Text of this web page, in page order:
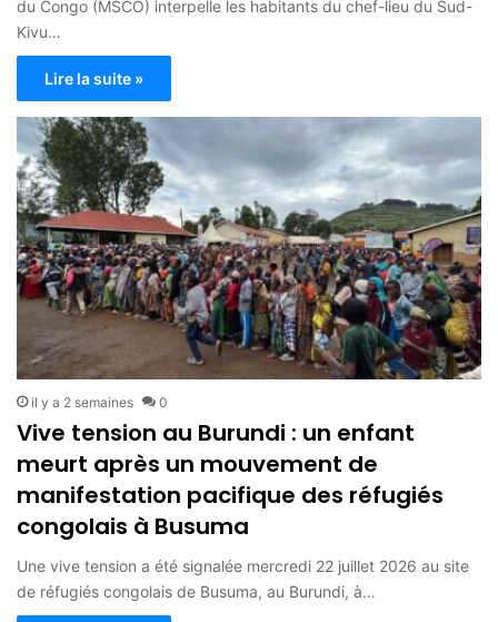
du Congo (MSCO) interpelle les habitants du chef-lieu du Sud-
Kivu…
Lire la suite »
il y a 2 semaines 0
Vive tension au Burundi : un enfant
meurt après un mouvement de
manifestation pacifique des réfugiés
congolais à Busuma
Une vive tension a été signalée mercredi 22 juillet 2026 au site
de réfugiés congolais de Busuma, au Burundi, à…